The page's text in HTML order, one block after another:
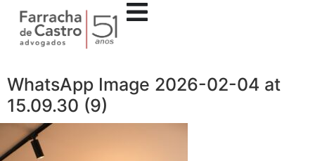
WhatsApp Image 2026-02-04 at
15.09.30 (9)